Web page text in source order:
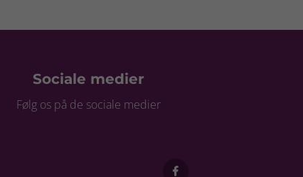
Sociale medier
Følg os på de sociale medier